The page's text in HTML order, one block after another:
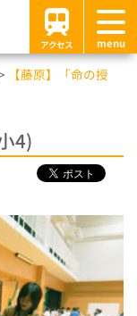
アクセス menu
【藤原】「命の授
4)